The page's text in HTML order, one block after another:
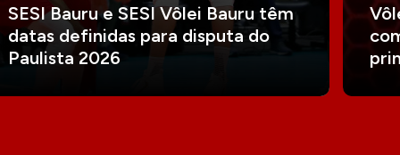
SESI Bauru e SESI Vôlei Bauru têm
datas definidas para disputa do
Paulista 2026